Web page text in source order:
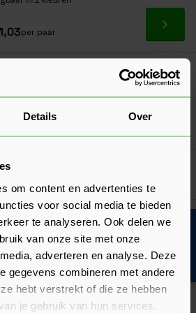
Details Over
om content en advertenties te
voor social media te bieden
te analyseren. Ook delen we
van onze site met onze
adverteren en analyse. Deze
gegevens combineren met andere
hebt verstrekt of die ze hebben
je gebruik van hun services.
per paar Ga
de slag
gevelbekleding
kan je eenvoudig zelf onderhouden.
manieren.